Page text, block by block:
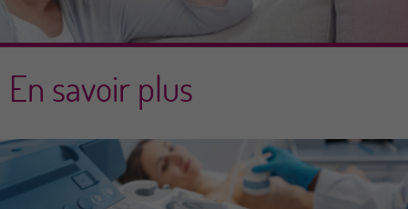
En savoir plus